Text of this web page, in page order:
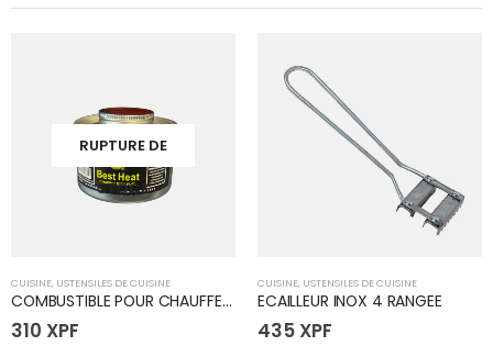
RUPTURE DE
STOCK
CUISINE, USTENSILES DE CUISINE
COMBUSTIBLE POUR CHAUFFE PLAT
310 XPF
CUISINE, USTENSILES DE CUISINE
ECAILLEUR INOX 4 RANGEE
435 XPF